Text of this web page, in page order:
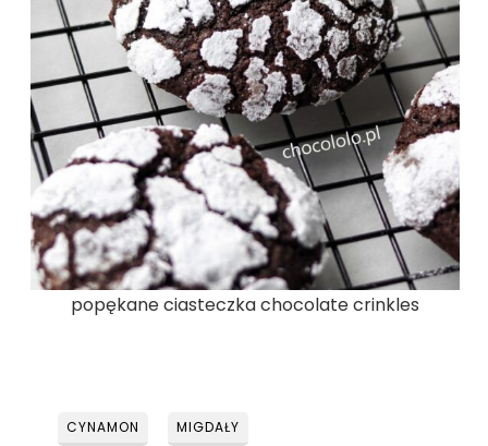
popękane ciasteczka chocolate crinkles
CYNAMON MIGDAŁY